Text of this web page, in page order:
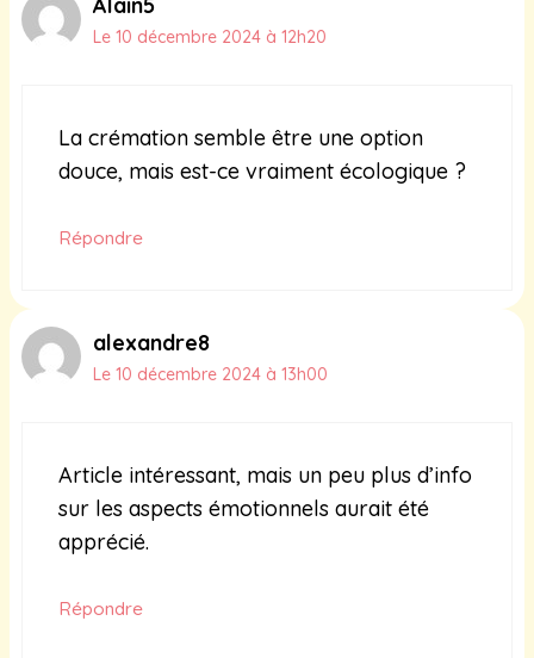
Le 10 décembre 2024 à 12h20
La crémation semble être une option
douce, mais est-ce vraiment écologique ?
Répondre
alexandre8
Le 10 décembre 2024 à 13h00
Article intéressant, mais un peu plus d’info
sur les aspects émotionnels aurait été
apprécié.
Répondre